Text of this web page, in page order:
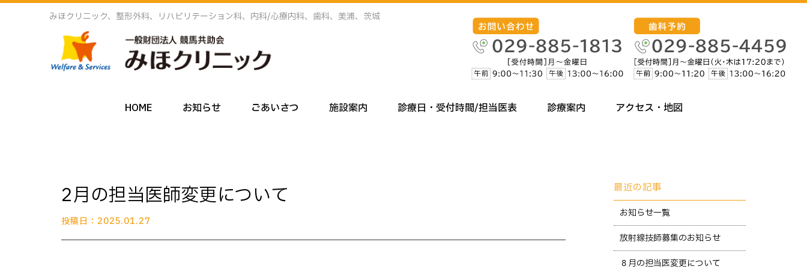
みほクリニック、整形外科、リハビリテーション科、内科/心療内科、歯科、美浦、茨城
HOME お知らせ ごあいさつ 施設案内 診療日・受付時間/担当医表 診療案内 アクセス・地図
2月の担当医師変更について
投稿日：2025.01.27
最近の記事
お知らせ一覧
放射線技師募集のお知らせ
８月の担当医変更について